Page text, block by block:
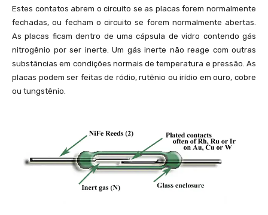
Estes contatos abrem o circuito se as placas forem normalmente
fechadas, ou fecham o circuito se forem normalmente abertas.
As placas ficam dentro de uma cápsula de vidro contendo gás
nitrogênio por ser inerte. Um gás inerte não reage com outras
substâncias em condições normais de temperatura e pressão. As
placas podem ser feitas de ródio, rutênio ou irídio em ouro, cobre
ou tungstênio.